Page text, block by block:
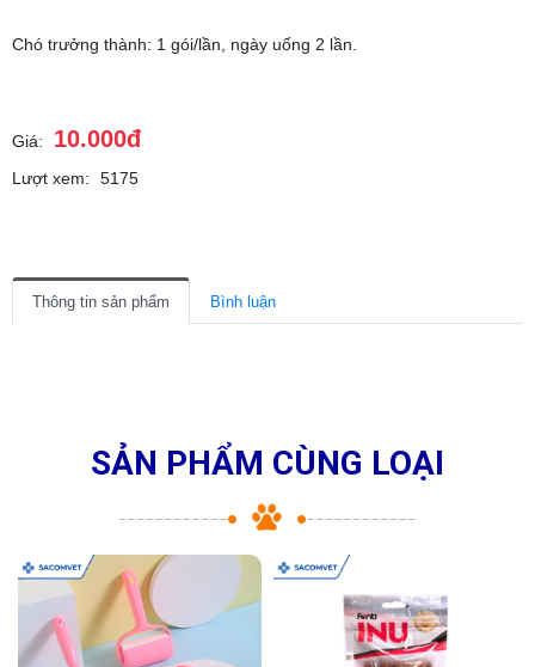
Chó trưởng thành: 1 gói/lần, ngày uống 2 lần.
Giá: 10.000đ
Lượt xem: 5175
Thông tin sản phẩm Bình luận
SẢN PHẨM CÙNG LOẠI